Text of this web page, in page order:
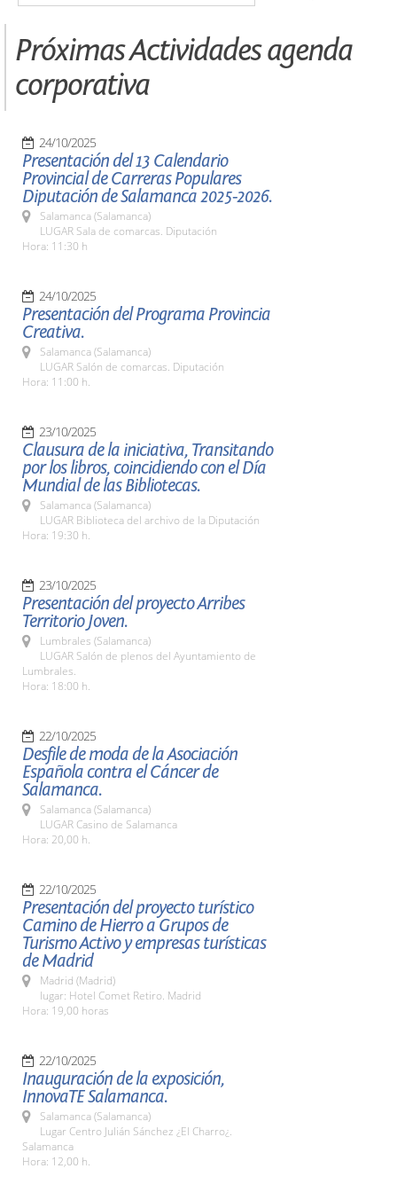
Próximas Actividades agenda
corporativa
24/10/2025
Presentación del 13 Calendario
Provincial de Carreras Populares
Diputación de Salamanca 2025-2026.
Salamanca (Salamanca)
LUGAR Sala de comarcas. Diputación
Hora: 11:30 h
24/10/2025
Presentación del Programa Provincia
Creativa.
Salamanca (Salamanca)
LUGAR Salón de comarcas. Diputación
Hora: 11:00 h.
23/10/2025
Clausura de la iniciativa, Transitando
por los libros, coincidiendo con el Día
Mundial de las Bibliotecas.
Salamanca (Salamanca)
LUGAR Biblioteca del archivo de la Diputación
Hora: 19:30 h.
23/10/2025
Presentación del proyecto Arribes
Territorio Joven.
Lumbrales (Salamanca)
LUGAR Salón de plenos del Ayuntamiento de
Lumbrales.
Hora: 18:00 h.
22/10/2025
Desfile de moda de la Asociación
Española contra el Cáncer de
Salamanca.
Salamanca (Salamanca)
LUGAR Casino de Salamanca
Hora: 20,00 h.
22/10/2025
Presentación del proyecto turístico
Camino de Hierro a Grupos de
Turismo Activo y empresas turísticas
de Madrid
Madrid (Madrid)
lugar: Hotel Comet Retiro. Madrid
Hora: 19,00 horas
22/10/2025
Inauguración de la exposición,
InnovaTE Salamanca.
Salamanca (Salamanca)
Lugar Centro Julián Sánchez ¿El Charro¿.
Salamanca
Hora: 12,00 h.